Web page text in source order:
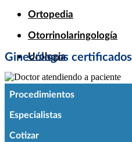
Ortopedia
Otorrinolaringología
Urologia
Ginecólogos certificados
Procedimientos
Especialistas
Cotizar